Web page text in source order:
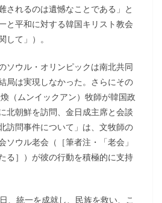
されるのは遺憾なことである」と
と平和に対する韓国キリスト教会
して」）。
ソウル・オリンピックは南北共同
局は実現しなかった。さらにその
（ムンイックアン）牧師が韓国政
北朝鮮を訪問、金日成主席と会談
訪問事件について」は、文牧師の
ソウル老会（［筆者注・「老会」
る］）が彼の行動を積極的に支持
、統一を成就し、民族を救い、こ